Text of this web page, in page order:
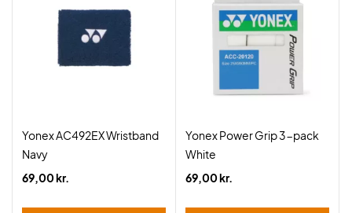
Yonex AC492EX Wristband
Navy
69,00 kr.
Yonex Power Grip 3-pack
White
69,00 kr.